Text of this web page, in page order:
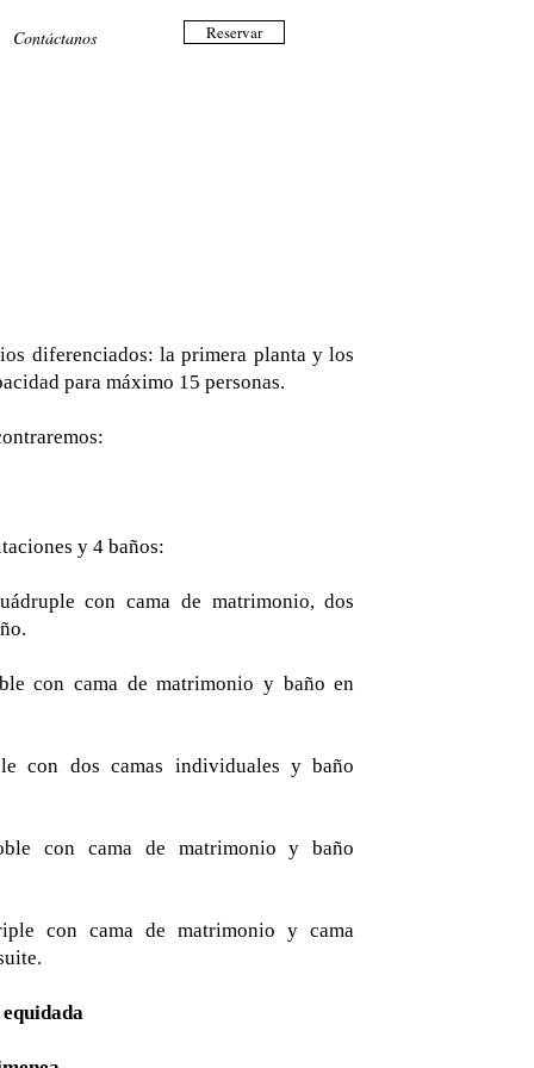
Contáctanos Reservar
diferenciados: la primera planta y los
para máximo 15 personas.
y 4 baños:
con cama de matrimonio, dos
con cama de matrimonio y baño en
con dos camas individuales y baño
con cama de matrimonio y baño
con cama de matrimonio y cama